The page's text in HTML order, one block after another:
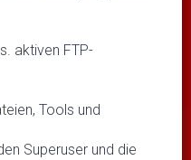
aktiven FTP-
Tools und
Superuser und die